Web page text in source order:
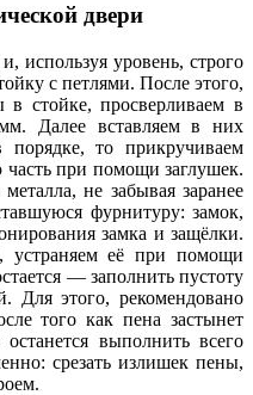
двери
используя уровень, строго
с петлями. После этого,
стойке, просверливаем в
Далее вставляем в них
то прикручиваем
при помощи заглушек.
не забывая заранее
фурнитуру: замок,
замка и защёлки.
устраняем её при помощи
— заполнить пустоту
Для этого, рекомендовано
того как пена застынет
выполнить всего
срезать излишек пены,